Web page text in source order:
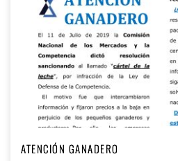
ATENCIÓN GANADERO